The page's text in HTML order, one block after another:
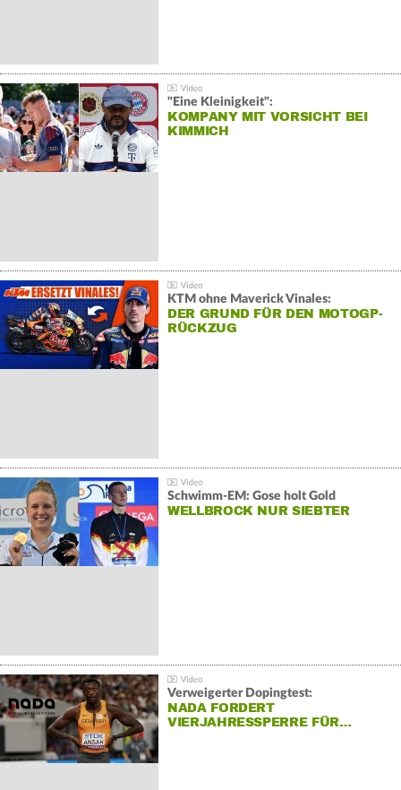
"Eine Kleinigkeit":
KOMPANY MIT VORSICHT BEI
KIMMICH
KTM ohne Maverick Vinales:
DER GRUND FÜR DEN MOTOGP-
RÜCKZUG
Schwimm-EM: Gose holt Gold
WELLBROCK NUR SIEBTER
Verweigerter Dopingtest:
NADA FORDERT
VIERJAHRESSPERRE FÜR…